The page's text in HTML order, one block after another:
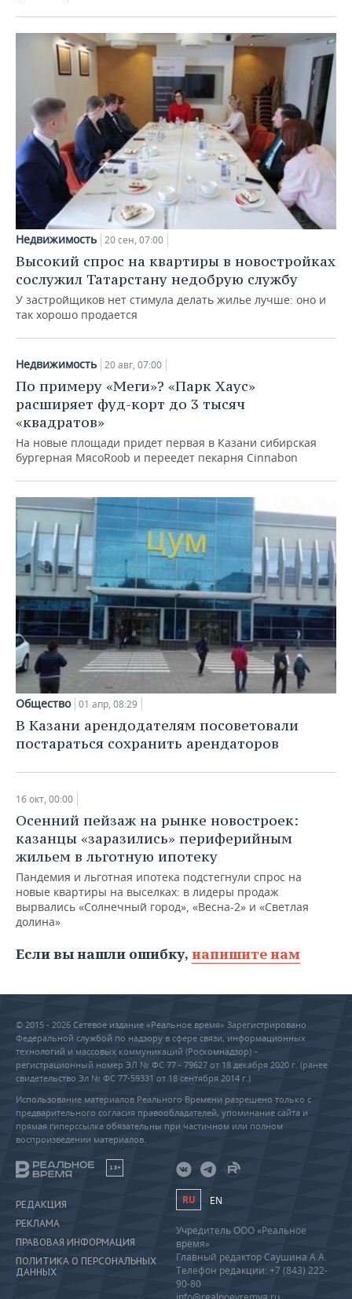
Недвижимость 20 сен, 07:00
Высокий спрос на квартиры в новостройках
сослужил Татарстану недобрую службу
У застройщиков нет стимула делать жилье лучше: оно и
так хорошо продается
Недвижимость 20 авг, 07:00
По примеру «Меги»? «Парк Хаус»
расширяет фуд-корт до 3 тысяч
«квадратов»
На новые площади придет первая в Казани сибирская
бургерная МясоRoob и переедет пекарня Cinnabon
Общество 01 апр, 08:29
В Казани арендодателям посоветовали
постараться сохранить арендаторов
16 окт, 00:00
Осенний пейзаж на рынке новостроек:
казанцы «заразились» периферийным
жильем в льготную ипотеку
Пандемия и льготная ипотека подстегнули спрос на
новые квартиры на выселках: в лидеры продаж
вырвались «Солнечный город», «Весна-2» и «Светлая
долина»
Если вы нашли ошибку, напишите нам
© 2015 - 2026 Сетевое издание «Реальное время» Зарегистрировано
Федеральной службой по надзору в сфере связи, информационных
технологий и массовых коммуникаций (Роскомнадзор) –
регистрационный номер ЭЛ № ФС 77 - 79627 от 18 декабря 2020 г. (ранее
свидетельство Эл № ФС 77-59331 от 18 сентября 2014 г.)
Использование материалов Реального Времени разрешено только с
предварительного согласия правообладателей, упоминание сайта и
прямая гиперссылка обязательны при частичном или полном
воспроизведении материалов.
18+
РЕДАКЦИЯ
РЕКЛАМА
ПРАВОВАЯ ИНФОРМАЦИЯ
ПОЛИТИКА О ПЕРСОНАЛЬНЫХ
ДАННЫХ
RU EN
Учредитель ООО «Реальное
время»
Главный редактор Саушина А.А.
Телефон редакции: +7 (843) 222-
90-80